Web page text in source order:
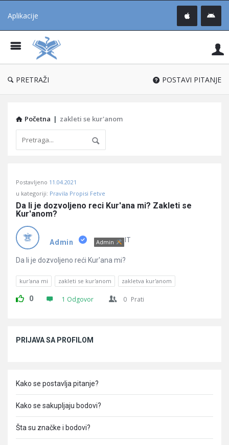
Aplikacije
®
PRETRAŽI POSTAVI PITANJE
Početna | zakleti se kur'anom
Učene
Latest
Pitanja
Postavljeno 11.04.2021
u kategoriji: Pravila Propisi Fetve
Da li je dozvoljeno reci Kur'ana mi? Zakleti se
Kur'anom?
Admin Admin IT
Da li je dozvoljeno reći Kur'ana mi?
kur'ana mi zakleti se kur'anom zakletva kur'anom
0 1 Odgovor 0 Prati
PRIJAVA SA PROFILOM
Kako se postavlja pitanje?
Kako se sakupljaju bodovi?
Šta su značke i bodovi?